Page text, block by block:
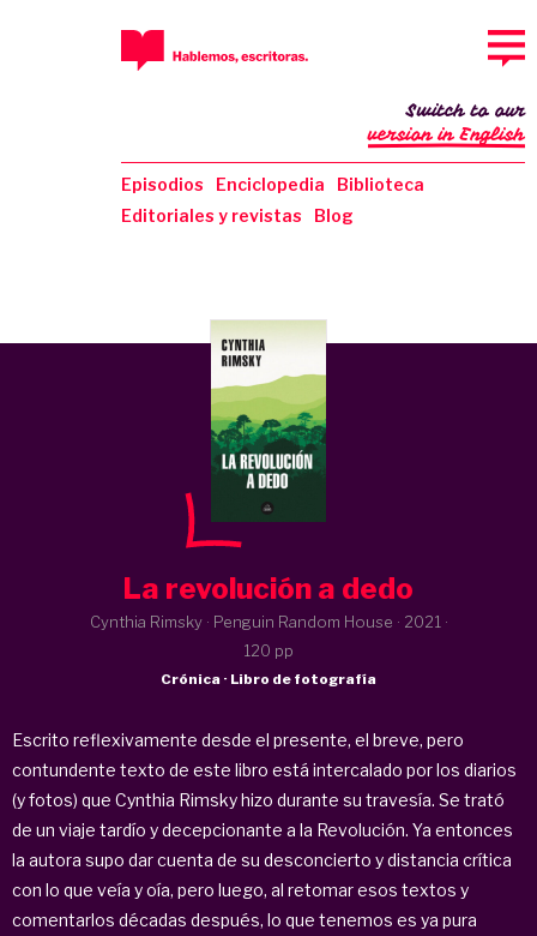
Episodios Enciclopedia
Biblioteca
Editoriales y revistas
Blog
Switch to our
version in English
La revolución a dedo
Cynthia Rimsky · Penguin Random House · 2021 ·
120 pp
Crónica · Libro de fotografía
Escrito reflexivamente desde el presente, el breve, pero
contundente texto de este libro está intercalado por los diarios
(y fotos) que Cynthia Rimsky hizo durante su travesía. Se trató
de un viaje tardío y decepcionante a la Revolución. Ya entonces
la autora supo dar cuenta de su desconcierto y distancia crítica
con lo que veía y oía, pero luego, al retomar esos textos y
comentarlos décadas después, lo que tenemos es ya pura